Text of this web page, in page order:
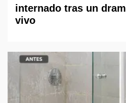
internado tras un
vivo